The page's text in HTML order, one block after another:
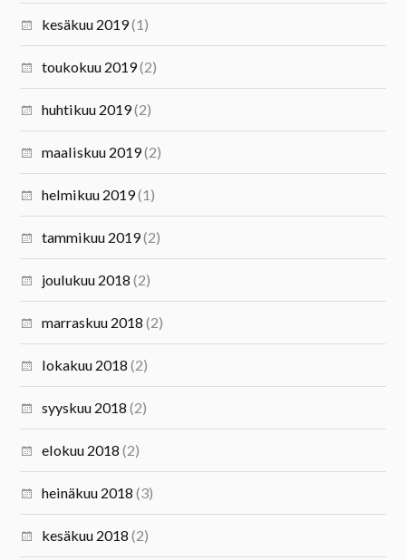
kesäkuu 2019(1)
toukokuu 2019(2)
huhtikuu 2019(2)
maaliskuu 2019(2)
helmikuu 2019(1)
tammikuu 2019(2)
joulukuu 2018 (2)
marraskuu 2018 (2)
lokakuu 2018 (2)
syyskuu 2018 (2)
elokuu 2018 (2)
heinäkuu 2018 (3)
kesäkuu 2018 (2)